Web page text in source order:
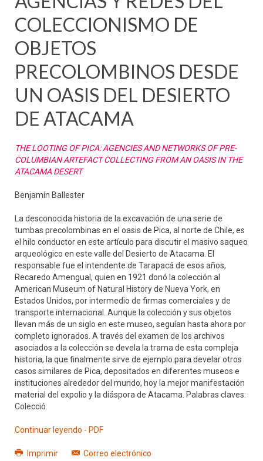
COLECCIONISMO DE
OBJETOS
PRECOLOMBINOS DESDE
UN OASIS DEL DESIERTO
DE ATACAMA
THE LOOTING OF PICA: AGENCIES AND NETWORKS OF PRE-
COLUMBIAN ARTEFACT COLLECTING FROM AN OASIS IN THE
ATACAMA DESERT
Benjamín Ballester
La desconocida historia de la excavación de una serie de
tumbas precolombinas en el oasis de Pica, al norte de Chile, es
el hilo conductor en este artículo para discutir el masivo saqueo
arqueológico en este valle del Desierto de Atacama. El
responsable fue el intendente de Tarapacá de esos años,
Recaredo Amengual, quien en 1921 donó la colección al
American Museum of Natural History de Nueva York, en
Estados Unidos, por intermedio de firmas comerciales y de
transporte internacional. Aunque la colección y sus objetos
llevan más de un siglo en este museo, seguían hasta ahora por
completo ignorados. A través del examen de los archivos
asociados a la colección se devela la trama de esta compleja
historia, la que finalmente sirve de ejemplo para develar otros
casos similares de Pica, depositados en diferentes museos e
instituciones alrededor del mundo, hoy la mejor manifestación
material del expolio y la diáspora de Atacama. Palabras claves:
Colecció
Continuar leyendo - PDF
Imprimir Correo electrónico